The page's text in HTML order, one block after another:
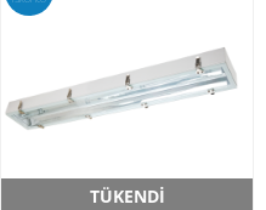
TÜKENDİ
Hızlı Teslimat